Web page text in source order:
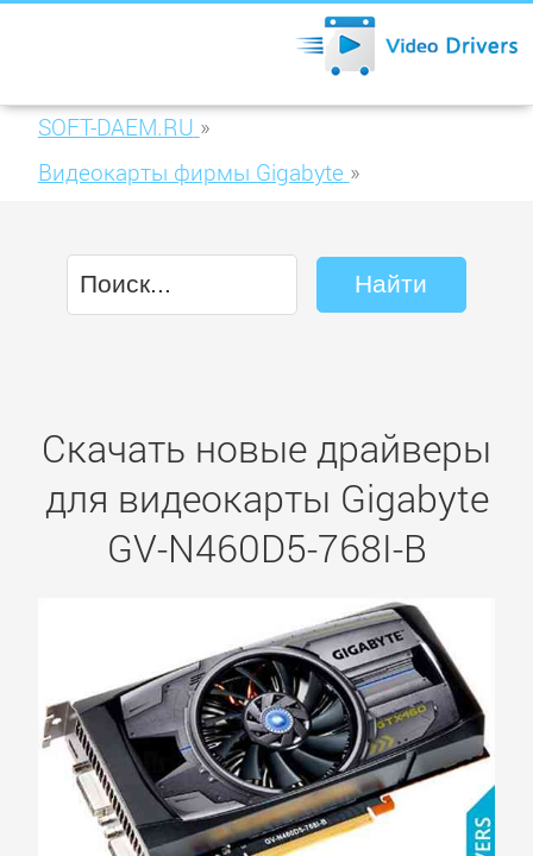
SOFT-DAEM.RU »
Видеокарты фирмы Gigabyte »
Скачать новые драйверы
для видеокарты Gigabyte
GV-N460D5-768I-B